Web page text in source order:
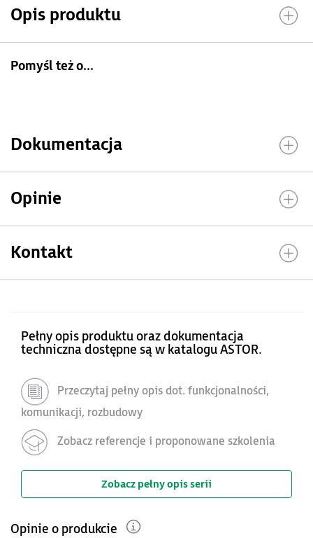
Opis produktu
Pomyśl też o...
Dokumentacja
Opinie
Kontakt
Pełny opis produktu oraz dokumentacja
techniczna dostępne są w katalogu ASTOR.
Przeczytaj pełny opis dot. funkcjonalności,
komunikacji, rozbudowy
Zobacz referencje i proponowane szkolenia
Zobacz pełny opis serii
Opinie o produkcie